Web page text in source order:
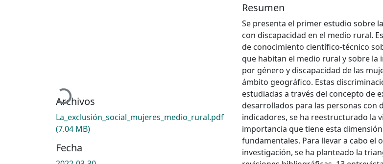
Cargando...
Archivos
La_exclusión_social_mujeres_medio_rural.pdf
(7.04 MB)
Fecha
Resumen
Se presenta el primer estudio sobre
con discapacidad en el medio rural.
de conocimiento científico-técnico
que habitan el medio rural y sobre la
por género y discapacidad de las
ámbito geográfico. Estas
estudiadas a través del concepto de
desarrollados para las personas con
indicadores, se ha reestructurado la
importancia que tiene esta
fundamentales. Para llevar a cabo el
investigación, se ha planteado la